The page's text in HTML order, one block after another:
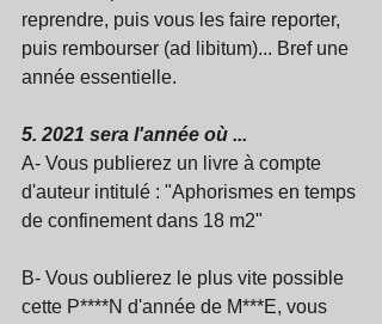
reprendre, puis vous les faire reporter,
puis rembourser (ad libitum)... Bref une
année essentielle.
5. 2021 sera l'année où ...
A- Vous publierez un livre à compte
d'auteur intitulé : "Aphorismes en temps
de confinement dans 18 m2"
B- Vous oublierez le plus vite possible
cette P****N d'année de M***E, vous